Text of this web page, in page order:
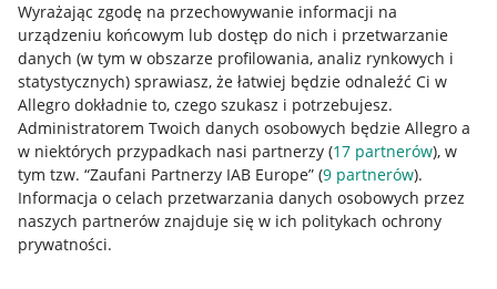
Wyrażając zgodę na przechowywanie informacji na
urządzeniu końcowym lub dostęp do nich i przetwarzanie
danych (w tym w obszarze profilowania, analiz rynkowych i
statystycznych) sprawiasz, że łatwiej będzie odnaleźć Ci w
Allegro dokładnie to, czego szukasz i potrzebujesz.
Administratorem Twoich danych osobowych będzie Allegro a
w niektórych przypadkach nasi partnerzy (17 partnerów), w
tym tzw. “Zaufani Partnerzy IAB Europe” (9 partnerów).
Informacja o celach przetwarzania danych osobowych przez
naszych partnerów znajduje się w ich politykach ochrony
prywatności.
Przydatne informacje
Jak to działa